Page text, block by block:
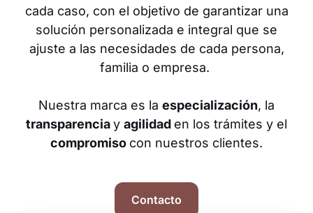
cada caso, con el objetivo de garantizar una
solución personalizada e integral que se
ajuste a las necesidades de cada persona,
familia o empresa.
Nuestra marca es la especialización, la
transparenciay agilidad en los trámites y el
compromiso con nuestros clientes.
Contacto